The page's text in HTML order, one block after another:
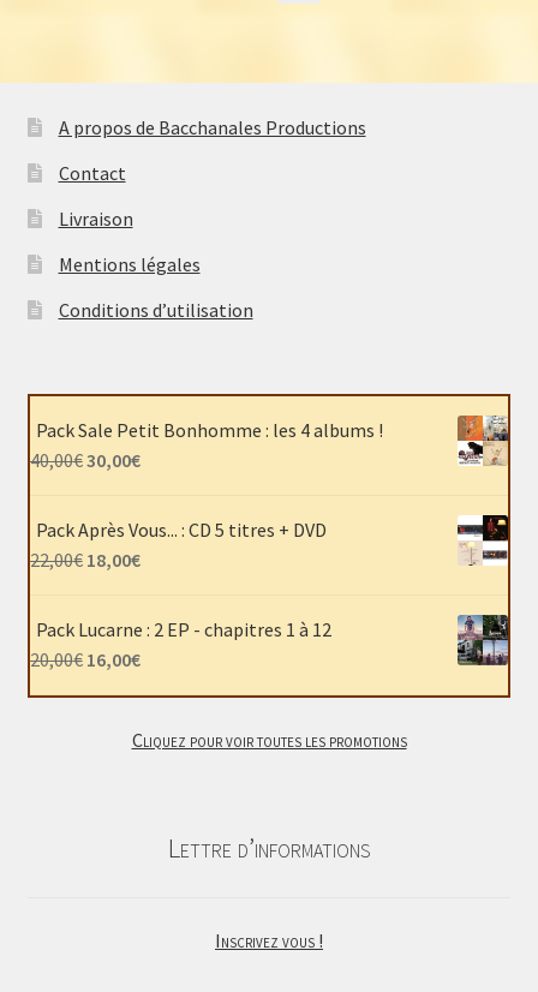
A propos de Bacchanales Productions
Contact
Livraison
Mentions légales
Conditions d’utilisation
Pack Sale Petit Bonhomme : les 4 albums !
40,00€Le
initial
était :
30,00€Le
est :
Pack Après Vous... : CD 5 titres + DVD
22,00€ Le
était :
18,00€Le
actuel
est :
Pack Lucarne : 2 EP - chapitres 1 à 12
20,00€ Le
était :
16,00€Le
est :
Cliquez pour voir toutes les promotions
Lettre d’informations
Inscrivez vous !